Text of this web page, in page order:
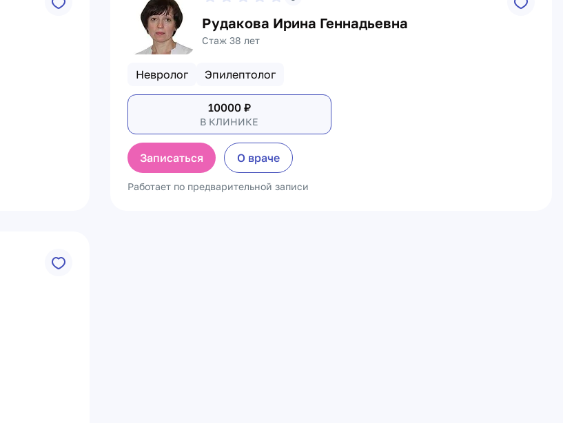
Рудакова Ирина Геннадьевна
Стаж 38 лет
Невролог Эпилептолог
10000₽
В КЛИНИКЕ
Записаться О враче
Работает по предварительной записи